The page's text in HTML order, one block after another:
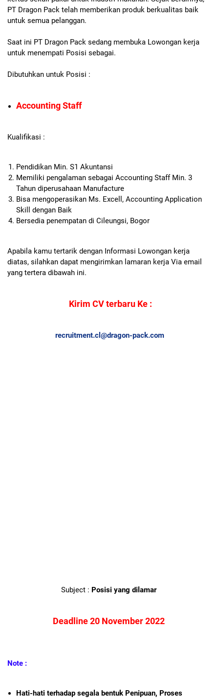
PT Dragon Pack telah memberikan produk berkualitas baik
untuk semua pelanggan.
Saat ini PT Dragon Pack sedang membuka Lowongan kerja
untuk menempati Posisi sebagai.
Dibutuhkan untuk Posisi :
Accounting Staff
Kualifikasi :
Pendidikan Min. S1 Akuntansi
Memiliki pengalaman sebagai Accounting Staff Min. 3
Tahun diperusahaan Manufacture
Bisa mengoperasikan Ms. Excell, Accounting Application
Skill dengan Baik
Bersedia penempatan di Cileungsi, Bogor
Apabila kamu tertarik dengan Informasi Lowongan kerja
diatas, silahkan dapat mengirimkan lamaran kerja Via email
yang tertera dibawah ini.
Kirim CV terbaru Ke :
recruitment.cl@dragon-pack.com
Subject : Posisi yang dilamar
Deadline 20 November 2022
Note :
Hati-hati terhadap segala bentuk Penipuan, Proses